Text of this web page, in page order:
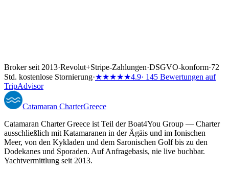
Broker seit 2013·Revolut+Stripe-Zahlungen·DSGVO-konform·72
Std. kostenlose Stornierung·★★★★★4.9· 145 Bewertungen auf
TripAdvisor
Catamaran CharterGreece
Catamaran Charter Greece ist Teil der Boat4You Group — Charter
ausschließlich mit Katamaranen in der Ägäis und im Ionischen
Meer, von den Kykladen und dem Saronischen Golf bis zu den
Dodekanes und Sporaden. Auf Anfragebasis, nie live buchbar.
Yachtvermittlung seit 2013.